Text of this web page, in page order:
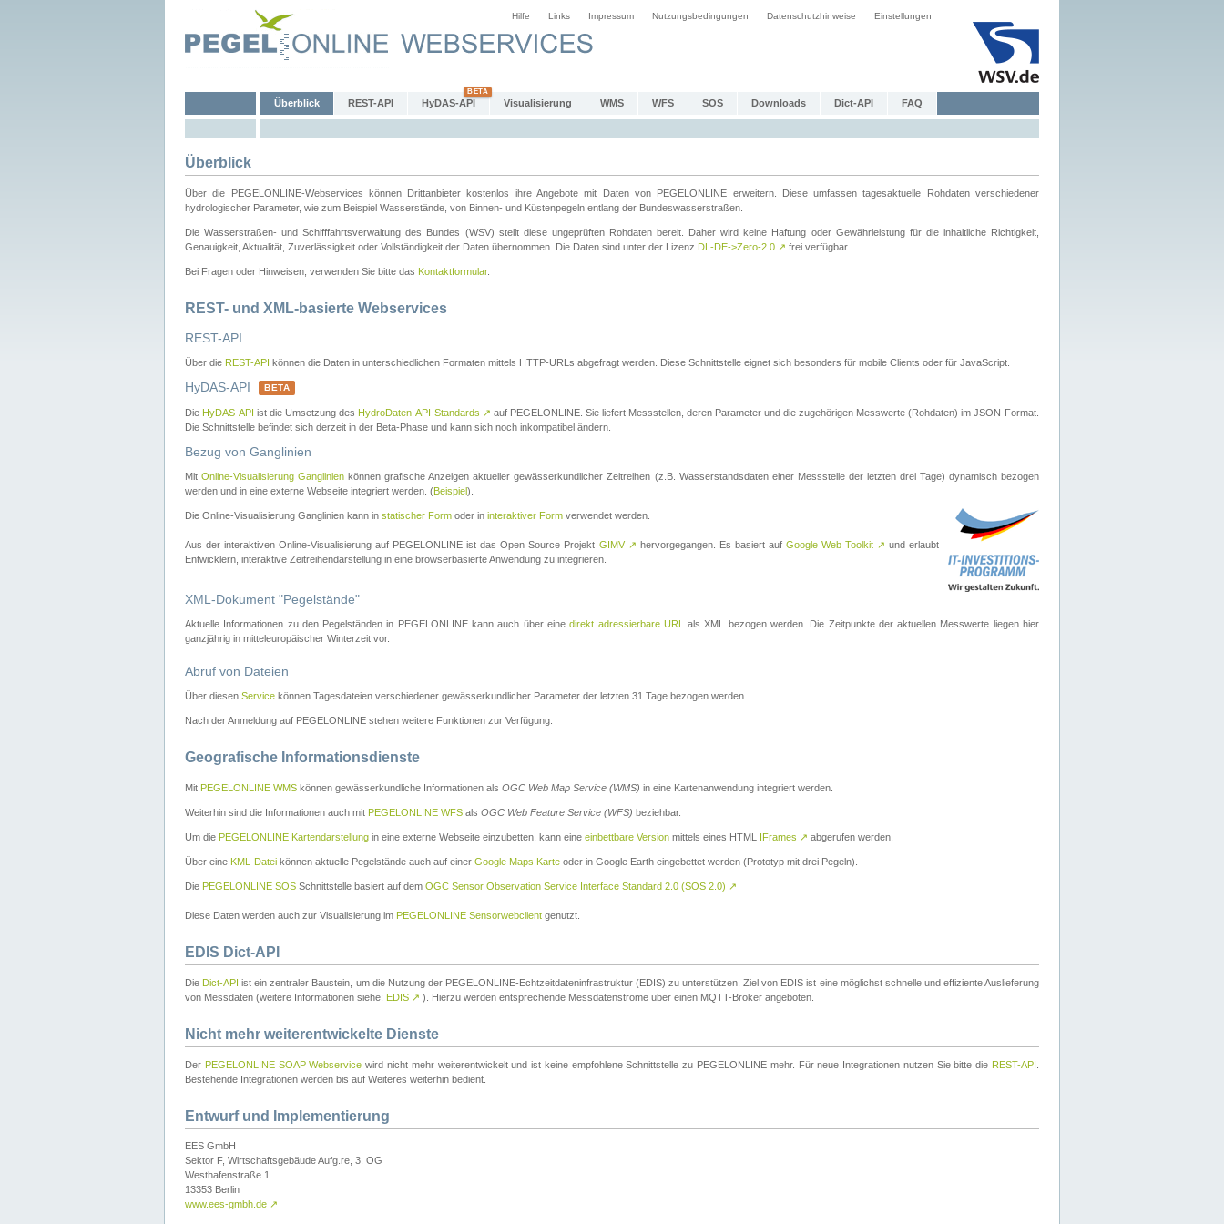
Hilfe Links Impressum Nutzungsbedingungen Datenschutzhinweise Einstellungen
Überblick REST-API HyDAS-API Visualisierung WMS WFS SOS Downloads Dict-API FAQ
Überblick
Über die PEGELONLINE-Webservices können Drittanbieter kostenlos ihre Angebote mit Daten von PEGELONLINE erweitern. Diese umfassen tagesaktuelle Rohdaten verschiedener
hydrologischer Parameter, wie zum Beispiel Wasserstände, von Binnen- und Küstenpegeln entlang der Bundeswasserstraßen.
Die Wasserstraßen- und Schifffahrtsverwaltung des Bundes (WSV) stellt diese ungeprüften Rohdaten bereit. Daher wird keine Haftung oder Gewährleistung für die inhaltliche Richtigkeit,
Genauigkeit, Aktualität, Zuverlässigkeit oder Vollständigkeit der Daten übernommen. Die Daten sind unter der Lizenz DL-DE->Zero-2.0 ↗ frei verfügbar.
Bei Fragen oder Hinweisen, verwenden Sie bitte das Kontaktformular.
REST- und XML-basierte Webservices
REST-API
Über die REST-API können die Daten in unterschiedlichen Formaten mittels HTTP-URLs abgefragt werden. Diese Schnittstelle eignet sich besonders für mobile Clients oder für JavaScript.
HyDAS-API BETA
Die HyDAS-API ist die Umsetzung des HydroDaten-API-Standards ↗ auf PEGELONLINE. Sie liefert Messstellen, deren Parameter und die zugehörigen Messwerte (Rohdaten) im JSON-Format.
Die Schnittstelle befindet sich derzeit in der Beta-Phase und kann sich noch inkompatibel ändern.
Bezug von Ganglinien
MitOnline-Visualisierung Ganglinien können grafische Anzeigen aktueller gewässerkundlicher Zeitreihen (z.B. Wasserstandsdaten einer Messstelle der letzten drei Tage) dynamisch bezogen
werden und in eine externe Webseite integriert werden. (Beispiel).
Die Online-Visualisierung Ganglinien kann in statischer Form oder in interaktiver Form verwendet werden.
Aus der interaktiven Online-Visualisierung auf PEGELONLINE ist das Open Source Projekt GIMV ↗ hervorgegangen. Es basiert auf Google Web Toolkit ↗ und erlaubt
Entwicklern, interaktive Zeitreihendarstellung in eine browserbasierte Anwendung zu integrieren.
XML-Dokument "Pegelstände"
Aktuelle Informationen zu den Pegelständen in PEGELONLINE kann auch über einedirekt adressierbare URL
als XML bezogen werden. Die Zeitpunkte der aktuellen Messwerte liegen hier
ganzjährig in mitteleuropäischer Winterzeit vor.
Abruf von Dateien
Über diesen Service können Tagesdateien verschiedener gewässerkundlicher Parameter der letzten 31 Tage bezogen werden.
Nach der Anmeldung auf PEGELONLINE stehen weitere Funktionen zur Verfügung.
Geografische Informationsdienste
Mit PEGELONLINE WMS können gewässerkundliche Informationen als OGC Web Map Service (WMS) in eine Kartenanwendung integriert werden.
Weiterhin sind die Informationen auch mit PEGELONLINE WFS als OGC Web Feature Service (WFS) beziehbar.
Um die PEGELONLINE Kartendarstellung in eine externe Webseite einzubetten, kann eine einbettbare Version mittels eines HTML IFrames ↗ abgerufen werden.
Über eine KML-Datei können aktuelle Pegelstände auch auf einer Google Maps Karte oder in Google Earth eingebettet werden (Prototyp mit drei Pegeln).
Die PEGELONLINE SOS Schnittstelle basiert auf dem OGC Sensor Observation Service Interface Standard 2.0 (SOS 2.0) ↗
Diese Daten werden auch zur Visualisierung im PEGELONLINE Sensorwebclient genutzt.
EDIS Dict-API
Die Dict-API ist ein zentraler Baustein, um die Nutzung der PEGELONLINE-Echtzeitdateninfrastruktur (EDIS) zu unterstützen. Ziel von EDIS ist eine möglichst schnelle und effiziente Auslieferung
von Messdaten (weitere Informationen siehe: EDIS ↗ ). Hierzu werden entsprechende Messdatenströme über einen MQTT-Broker angeboten.
Nicht mehr weiterentwickelte Dienste
Der PEGELONLINE SOAP Webservice wird nicht mehr weiterentwickelt und ist keine empfohlene Schnittstelle zu PEGELONLINE mehr. Für neue Integrationen nutzen Sie bitte die REST-API
Bestehende Integrationen werden bis auf Weiteres weiterhin bedient.
Entwurf und Implementierung
EES GmbH
Sektor F, Wirtschaftsgebäude Aufg.re, 3. OG
Westhafenstraße 1
13353 Berlin
www.ees-gmbh.de ↗